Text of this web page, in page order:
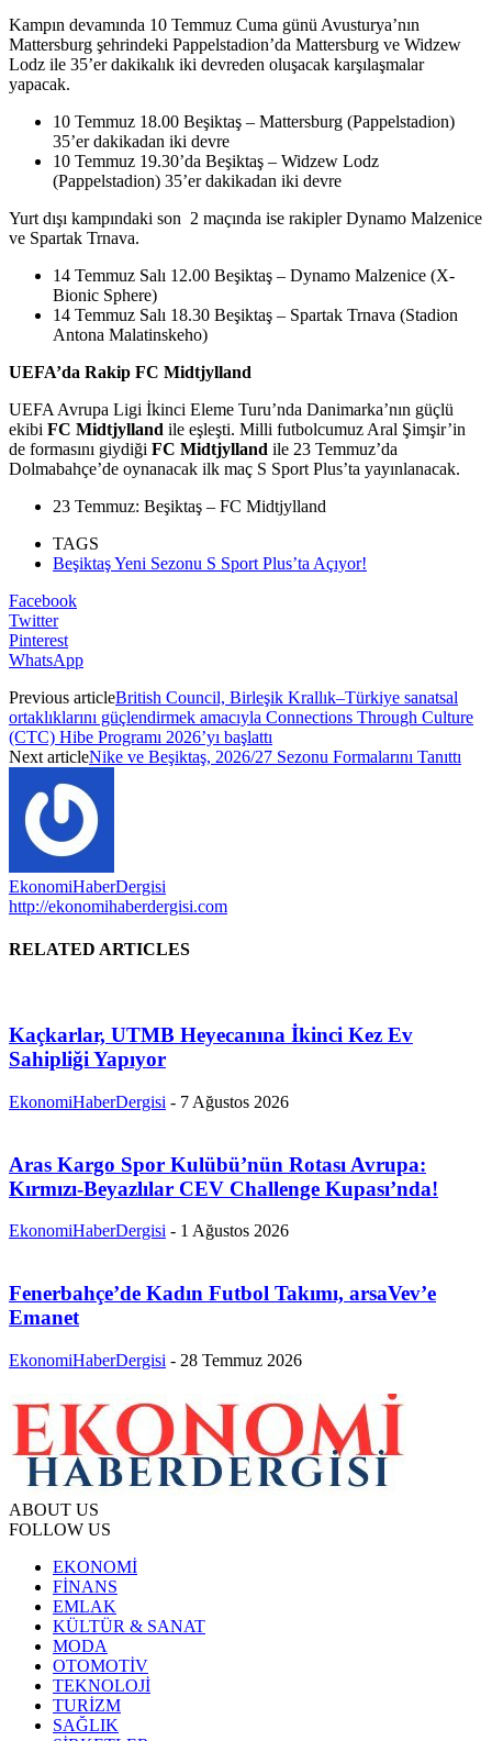
Kampın devamında 10 Temmuz Cuma günü Avusturya’nın
Mattersburg şehrindeki Pappelstadion’da Mattersburg ve Widzew
Lodz ile 35’er dakikalık iki devreden oluşacak karşılaşmalar
yapacak.
10 Temmuz 18.00 Beşiktaş – Mattersburg (Pappelstadion)
35’er dakikadan iki devre
10 Temmuz 19.30’da Beşiktaş – Widzew Lodz
(Pappelstadion) 35’er dakikadan iki devre
Yurt dışı kampındaki son 2 maçında ise rakipler Dynamo Malzenice
ve Spartak Trnava.
14 Temmuz Salı 12.00 Beşiktaş – Dynamo Malzenice (X-
Bionic Sphere)
14 Temmuz Salı 18.30 Beşiktaş – Spartak Trnava (Stadion
Antona Malatinskeho)
UEFA’da Rakip FC Midtjylland
UEFA Avrupa Ligi İkinci Eleme Turu’nda Danimarka’nın güçlü
ekibi FC Midtjylland ile eşleşti. Milli futbolcumuz Aral Şimşir’in
de formasını giydiği FC Midtjylland ile 23 Temmuz’da
Dolmabahçe’de oynanacak ilk maç S Sport Plus’ta yayınlanacak.
23 Temmuz: Beşiktaş – FC Midtjylland
TAGS
Beşiktaş Yeni Sezonu S Sport Plus’ta Açıyor!
Facebook
Twitter
Pinterest
WhatsApp
Previous articleBritish Council, Birleşik Krallık–Türkiye sanatsal
ortaklıklarını güçlendirmek amacıyla Connections Through Culture
(CTC) Hibe Programı 2026’yı başlattı
Next articleNike ve Beşiktaş, 2026/27 Sezonu Formalarını Tanıttı
EkonomiHaberDergisi
http://ekonomihaberdergisi.com
RELATED ARTICLES
Kaçkarlar, UTMB Heyecanına İkinci Kez Ev
Sahipliği Yapıyor
EkonomiHaberDergisi - 7 Ağustos 2026
Aras Kargo Spor Kulübü’nün Rotası Avrupa:
Kırmızı-Beyazlılar CEV Challenge Kupası’nda!
EkonomiHaberDergisi - 1 Ağustos 2026
Fenerbahçe’de Kadın Futbol Takımı, arsaVev’e
Emanet
EkonomiHaberDergisi - 28 Temmuz 2026
ABOUT US
FOLLOW US
EKONOMİ
FİNANS
EMLAK
KÜLTÜR & SANAT
MODA
OTOMOTİV
TEKNOLOJİ
TURİZM
SAĞLIK